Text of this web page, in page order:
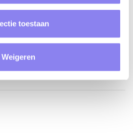
toestaan
Weigeren